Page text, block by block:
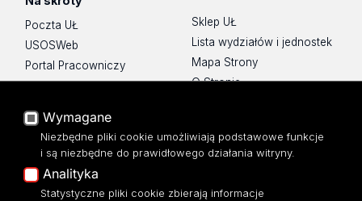
Poczta UŁ
USOSWeb
Portal Pracowniczy
Baza Aktów Własnych
Moodle
Eksperci UŁ
Polityka Prywatności
Dostępność
Sklep UŁ
Lista wydziałów i jednostek
Mapa Strony
O Stronie
Wymagane
Niezbędne pliki cookie umożliwiają podstawowe funkcje
i są niezbędne do prawidłowego działania witryny.
Analityka
Statystyczne pliki cookie zbierają informacje